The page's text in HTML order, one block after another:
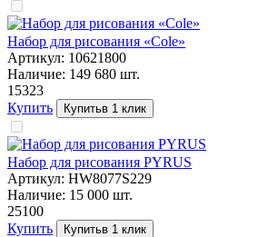
Набор для рисования «Cole»
Артикул: 10621800
Наличие: 149 680 шт.
15323
Купить
Купитьв 1 клик
Набор для рисования PYRUS
Артикул: HW8077S229
Наличие: 15 000 шт.
25100
Купить
Купитьв 1 клик